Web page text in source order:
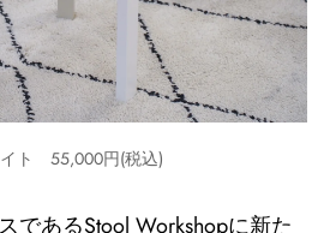
ト 55,000円(税込)
であるStool Workshopに新た